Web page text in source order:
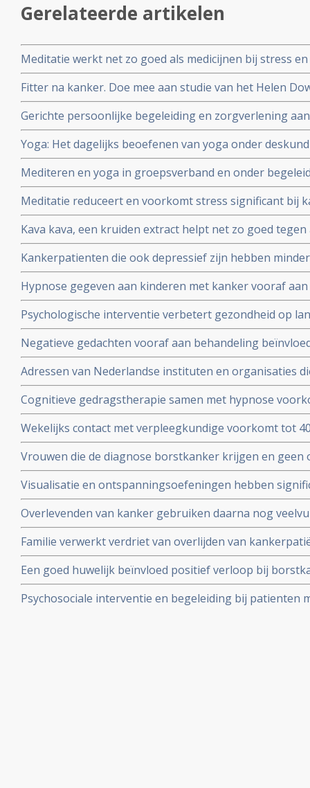
Gerelateerde artikelen
Meditatie werkt net zo goed als medicijnen bij stress
analyse van 47 studies
Fitter na kanker. Doe mee aan studie van het Helen
effecten van vermoeidheid na te zijn behandeld voor
Gerichte persoonlijke begeleiding en zorgverlening
vermindert sterfte met 60% op 5-jaars basis in
depressieve ouderen. Vooral geldt dit voor ouderen
Yoga: Het dagelijks beoefenen van yoga onder
significant psychische klachten en herstelt abnormale
immuunfunctie bij patiënten met uitgezaaide
Mediteren en yoga in groepsverband en onder
kwaliteit van leven en psychologische klachten bij
overleven..Vooral (ex) borstkankerpatienten hebben
Meditatie reduceert en voorkomt stress significant bij
positieve invloed op kwaliteit van leven en verwerking
Kava kava, een kruiden extract helpt net zo goed
((GAB) dan medicijnen als Opipramol en Buspirone
dubbelblinde gerandomiseerde studie.
Kankerpatienten die ook depressief zijn hebben
en depressie is van invloed op levensduur blijkt uit
juli 2010
Hypnose gegeven aan kinderen met kanker vooraf
geeft significante vermindering van stress. Ook bij de
gerandomiseerde studie.
Psychologische interventie verbetert gezondheid op
borstkanker blijkt uit gerandomiseerde studie. Artikel
Negatieve gedachten vooraf aan behandeling
van leven na de behandeling van patienten met
Nederlandse vergelijkende studie.
Adressen van Nederlandse instituten en organisaties
vindt u onder nuttige adressen.
Cognitieve gedragstherapie samen met hypnose
significant vermoeidheid na bestraling bij borstkanker
zorg, aldus 2 gerandomiseerde studies.
Wekelijks contact met verpleegkundige voorkomt tot
succesvol behandelde kankerpatiënten aldus Schotse
kankerpatienten.
Vrouwen die de diagnose borstkanker krijgen en
familie en/of vrienden hebben 50% meer kans te
vrouwen met borstkanker die wel ondersteuning
Visualisatie en ontspanningsoefeningen hebben
immuunwaarden (o.a. T-killercells) in het bloed van
II en III.
Overlevenden van kanker gebruiken daarna nog
en behandelingen om een recidief te voorkomen
onderzoek onder 4134 overlevenden van kanker aan.
Familie verwerkt verdriet van overlijden van
als de kankerpatiënt sterft door natuurlijk
Een goed huwelijk beïnvloed positief verloop bij
een negatieve invloed op verloop van borstkanker.
Psychosociale interventie en begeleiding bij patienten